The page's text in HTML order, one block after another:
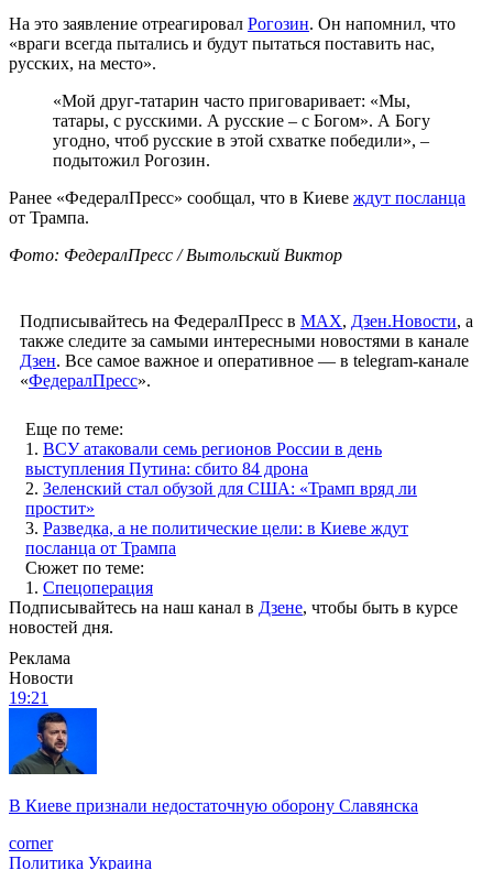
На это заявление отреагировал Рогозин. Он напомнил, что
«враги всегда пытались и будут пытаться поставить нас,
русских, на место».
«Мой друг-татарин часто приговаривает: «Мы,
татары, с русскими. А русские – с Богом». А Богу
угодно, чтоб русские в этой схватке победили», –
подытожил Рогозин.
Ранее «ФедералПресс» сообщал, что в Киеве ждут посланца
от Трампа.
Фото: ФедералПресс / Вытольский Виктор
Подписывайтесь на ФедералПресс в МАХ, Дзен.Новости, а
также следите за самыми интересными новостями в канале
Дзен. Все самое важное и оперативное — в telegram-канале
«ФедералПресс».
Еще по теме:
1. ВСУ атаковали семь регионов России в день
выступления Путина: сбито 84 дрона
2. Зеленский стал обузой для США: «Трамп вряд ли
простит»
3. Разведка, а не политические цели: в Киеве ждут
посланца от Трампа
Сюжет по теме:
1. Спецоперация
Подписывайтесь на наш канал в Дзене, чтобы быть в курсе
новостей дня.
Реклама
Новости
19:21
В Киеве признали недостаточную оборону Славянска
corner
Политика Украина